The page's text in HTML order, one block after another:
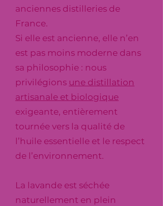
anciennes distilleries de
France.
Si elle est ancienne, elle n’en
est pas moins moderne dans
sa philosophie : nous
privilégions une distillation
artisanale et biologique
exigeante, entièrement
tournée vers la qualité de
l’huile essentielle et le respect
de l’environnement.
La lavande est séchée
naturellement en plein